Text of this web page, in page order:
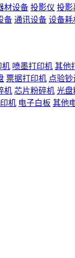
材设备 投影仪 投影
备 通讯设备 设备耗
机 喷墨打印机 其他
票据打印机 点验钞
机 芯片粉碎机 光盘
机 电子白板 其他